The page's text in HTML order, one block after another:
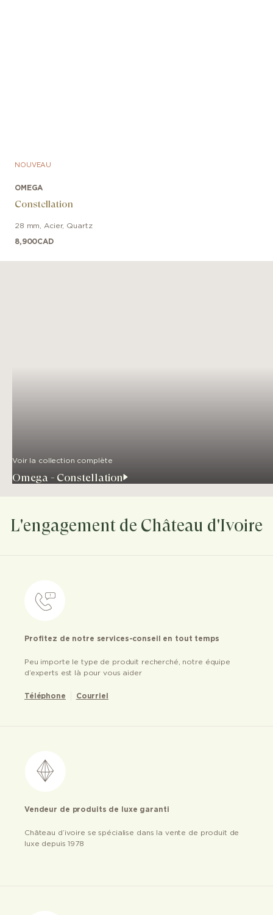
NOUVEAU
OMEGA
Constellation
28 mm Acier, Quartz
8,900CAD
Voir la collection complète
Omega - Constellation
L'engagement de Château d'Ivoire
Profitez de notre services-conseil en tout temps
Peu importe le type de produit recherché, notre équipe
d’experts est là pour vous aider
Téléphone Courriel
Vendeur de produits de luxe garanti
Château d’ivoire se spécialise dans la vente de produit de
luxe depuis 1978